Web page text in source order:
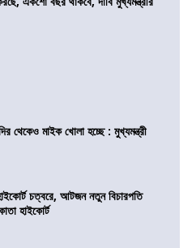
থেকেও মাইক খোলা হচ্ছে : মুখ্যমন্ত্রী
চত্বরে, আটজন নতুন বিচারপতি
হাইকোর্ট